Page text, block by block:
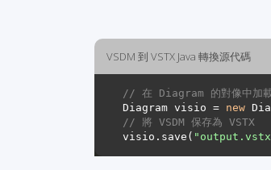
VSDM 到 VSTX Java 轉換源代碼
// 在 Diagram 的對像中加
Diagram visio = new
// 將 VSDM 保存為 VSTX
visio.save(